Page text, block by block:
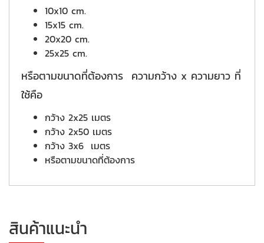
10x10 cm.
15x15 cm.
20x20 cm.
25x25 cm.
หรือตามขนาดที่ต้องการ ความกว้าง x ความยาว ที่
ใช้คือ
กว้าง 2x25 เมตร
กว้าง 2x50 เมตร
กว้าง 3x6 เมตร
หรือตามขนาดที่ต้องการ
สินค้าแนะนำ